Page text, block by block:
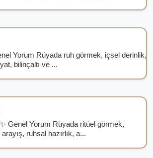
Yorum Rüyada ruh görmek, içsel derinlik,
bilinçaltı ve ...
Genel Yorum Rüyada ritüel görmek,
ruhsal hazırlık, a...